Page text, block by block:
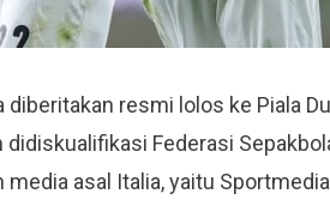
diberitakan resmi lolos ke Piala
Federasi
asal Italia, yaitu